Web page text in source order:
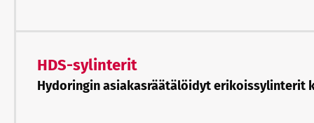
HDS-sylinterit
Hydoringin asiakasräätälöidyt